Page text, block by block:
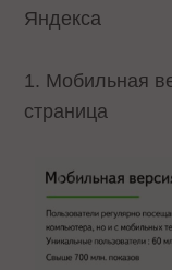
Яндекса
1. Мобильная
страница